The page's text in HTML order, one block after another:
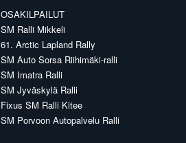
OSAKILPAILUT
SM Ralli Mikkeli
61. Arctic Lapland Rally
SM Auto Sorsa Riihimäki-ralli
SM Imatra Ralli
SM Jyväskylä Ralli
Fixus SM Ralli Kitee
SM Porvoon Autopalvelu Ralli